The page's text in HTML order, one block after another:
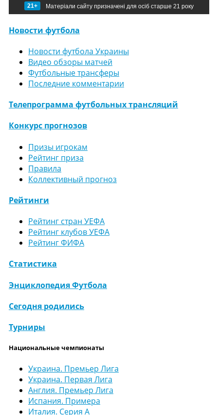
21+ Матеріали сайту призначені для осіб старше 21 року
Новости футбола
Новости футбола Украины
Видео обзоры матчей
Футбольные трансферы
Последние комментарии
Телепрограмма футбольных трансляций
Конкурс прогнозов
Призы игрокам
Рейтинг приза
Правила
Коллективный прогноз
Рейтинги
Рейтинг стран УЕФА
Рейтинг клубов УЕФА
Рейтинг ФИФА
Статистика
Энциклопедия Футбола
Сегодня родились
Турниры
Национальные чемпионаты
Украина. Премьер Лига
Украина. Первая Лига
Англия. Премьер Лига
Испания. Примера
Италия. Серия А